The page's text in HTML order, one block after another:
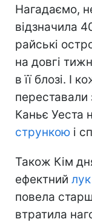
Нагадаємо,
відзначила
райські
на довгі
в її блозі. І
Каньє Уеста
стрункою і
Також Кім
ефектний
повела
втратила